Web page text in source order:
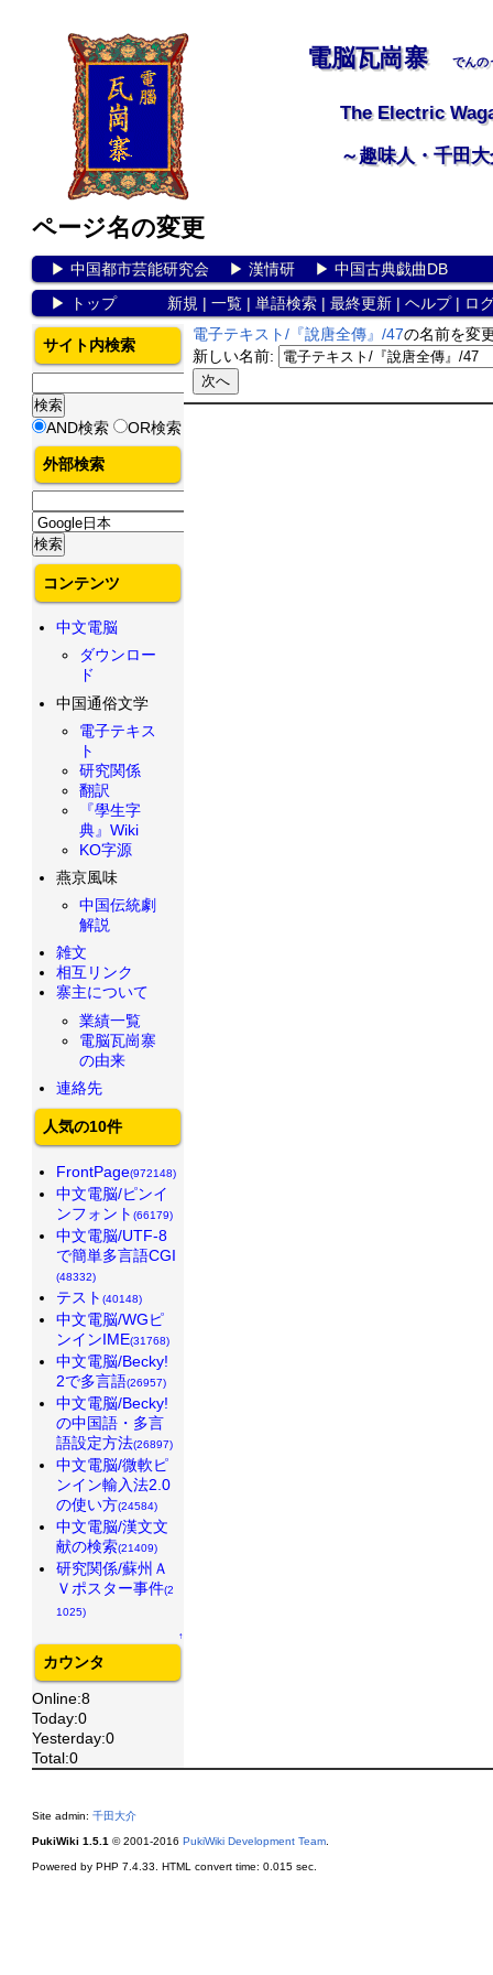
電脳瓦崗寨 でんの
The Electric
～趣味人・千田
ページ名の変更
▶ 中国都市芸能研究会▶ 漢情研▶ 中国古典戯曲DB
▶
トップ 新規 | 一覧| 単語検索| 最終更新| ヘルプ| ロ
電子テキスト/『說唐全傳』/47の名前を変
新しい名前:
サイト内検索
AND検索 OR検索
外部検索
コンテンツ
中文電脳
ダウンロー
ド
中国通俗文学
電子テキス
ト
研究関係
翻訳
『學生字
典』Wiki
KO字源
燕京風味
中国伝統劇
解説
雑文
相互リンク
寨主について
業績一覧
電脳瓦崗寨
の由来
連絡先
人気の10件
FrontPage(972148)
中文電脳/ピンイ
ンフォント (66179)
中文電脳/UTF-8
で簡単多言語CGI
(48332)
テスト (40148)
中文電脳/WGピ
ンインIME(31768)
中文電脳/Becky!
2で多言語(26957)
中文電脳/Becky!
の中国語・多言
語設定方法(26897)
中文電脳/微軟ピ
ンイン輸入法2.0
の使い方(24584)
中文電脳/漢文文
献の検索(21409)
研究関係/蘇州Ａ
Ｖポスター事件(2
1025)
↑
カウンタ
Online:8
Today:0
Yesterday:0
Total:0
Site admin: 千田大介
PukiWiki 1.5.1 © 2001-2016 PukiWiki Development Team.
Powered by PHP 7.4.33. HTML convert time: 0.015 sec.